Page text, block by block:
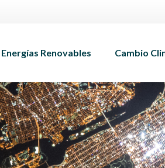
Energías Renovables Cambio